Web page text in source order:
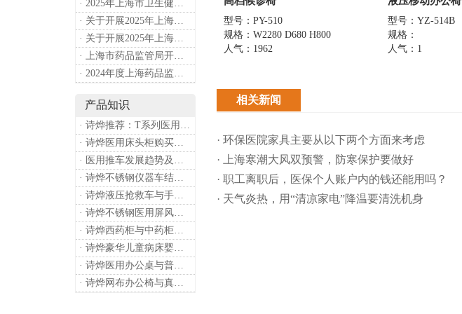
· 2025年上海市卫生健康工作要点
· 关于开展2025年上海市健康街镇建设工作的通知
· 关于开展2025年上海市中小微型企业职业健康帮扶工作的通知
· 上海市药品监管局开展进口医疗器械转境内生产工作调研
· 2024年度上海药品监管工作十大亮点
产品知识
· 诗烨推荐：T系列医用推车介绍
· 诗烨医用床头柜购买联系方式及交货时间
· 医用推车发展趋势及诗烨产品介绍
· 诗烨不锈钢仪器车结构详解及应用用途
· 诗烨液压抢救车与手摇抢救车选购指南
· 诗烨不锈钢医用屏风标准款优选四折屏风的核心缘由
· 诗烨西药柜与中药柜的区别及采购选择影响分析
· 诗烨豪华儿童病床婴幼儿功能设计及使用效果
· 诗烨医用办公桌与普通办公桌的区别及医院采购优势
· 诗烨网布办公椅与真皮办公椅优势及选购指南
型号：PY-510
规格：W2280 D680 H800
人气：1962
型号：YZ-514B
规格：
人气：1
相关新闻
· 环保医院家具主要从以下两个方面来考虑
· 上海寒潮大风双预警，防寒保护要做好
· 职工离职后，医保个人账户内的钱还能用吗​？
· 天气炎热，用“清凉家电”降温要清洗机身